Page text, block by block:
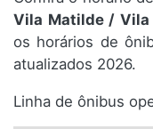
Espírito Santo
Paraná
Santa Catarina
Vila Matilde / Vila
os horários de
atualizados 2026.
Linha de ônibus